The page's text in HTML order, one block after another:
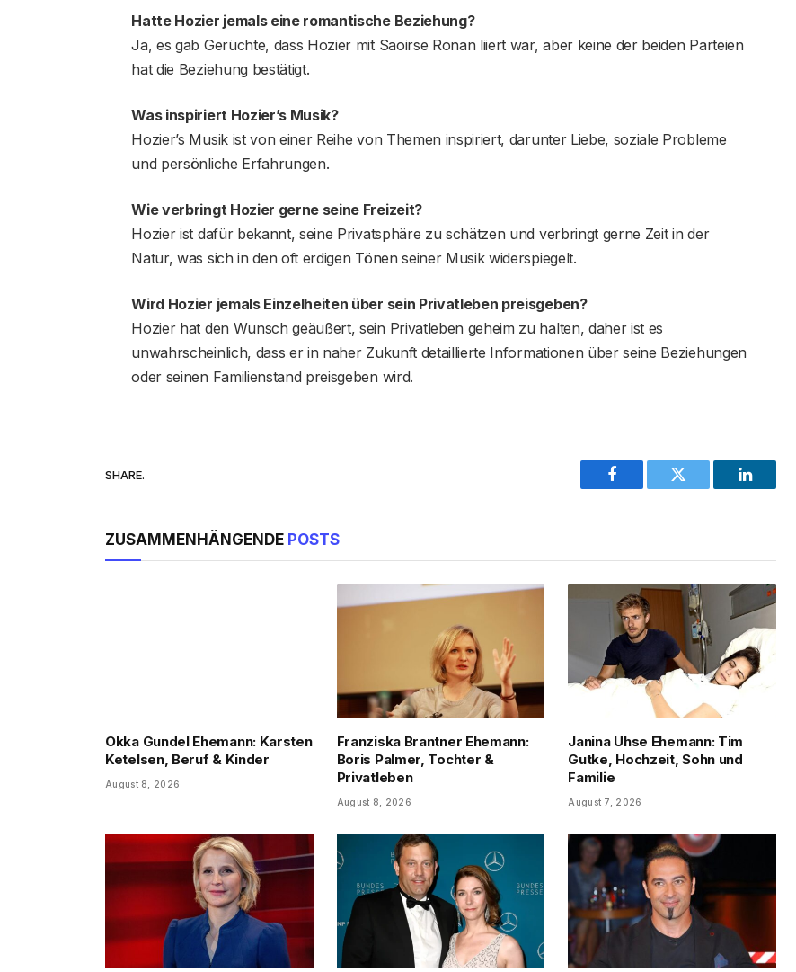
Hatte Hozier jemals eine romantische Beziehung?
Ja, es gab Gerüchte, dass Hozier mit Saoirse Ronan liiert war, aber keine der beiden Parteien
hat die Beziehung bestätigt.
Was inspiriert Hozier’s Musik?
Hozier’s Musik ist von einer Reihe von Themen inspiriert, darunter Liebe, soziale Probleme
und persönliche Erfahrungen.
Wie verbringt Hozier gerne seine Freizeit?
Hozier ist dafür bekannt, seine Privatsphäre zu schätzen und verbringt gerne Zeit in der
Natur, was sich in den oft erdigen Tönen seiner Musik widerspiegelt.
Wird Hozier jemals Einzelheiten über sein Privatleben preisgeben?
Hozier hat den Wunsch geäußert, sein Privatleben geheim zu halten, daher ist es
unwahrscheinlich, dass er in naher Zukunft detaillierte Informationen über seine Beziehungen
oder seinen Familienstand preisgeben wird.
SHARE.
Facebook Twitter LinkedIn
ZUSAMMENHÄNGENDE POSTS
Okka Gundel Ehemann: Karsten
Ketelsen, Beruf & Kinder
August 8, 2026
Franziska Brantner Ehemann:
Boris Palmer, Tochter &
Privatleben
August 8, 2026
Janina Uhse Ehemann: Tim
Gutke, Hochzeit, Sohn und
Familie
August 7, 2026